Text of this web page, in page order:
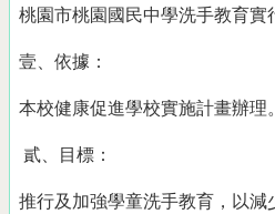
桃園市桃園國民中學洗手教育實
壹、依據：
本校健康促進學校實施計畫辦理。
貳、目標：
推行及加強學童洗手教育，以